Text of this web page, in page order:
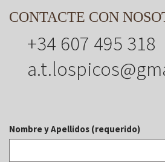
CONTACTE CON
+34 607 495 318
Nombre y Apellidos (requerido)